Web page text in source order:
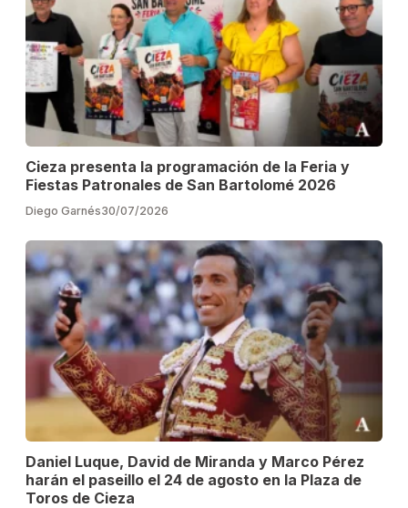
Cieza presenta la programación de la Feria y
Fiestas Patronales de San Bartolomé 2026
Diego Garnés30/07/2026
Daniel Luque, David de Miranda y Marco Pérez
harán el paseillo el 24 de agosto en la Plaza de
Toros de Cieza